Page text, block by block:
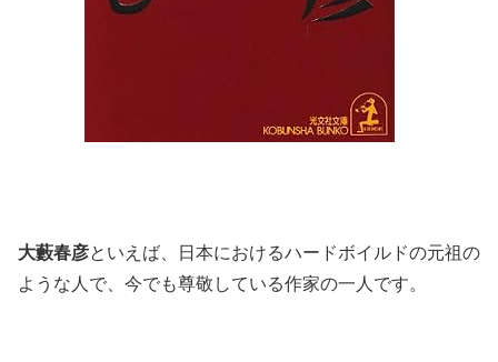
大藪春彦といえば、日本におけるハードボイルドの元祖の
ような人で、今でも尊敬している作家の一人です。